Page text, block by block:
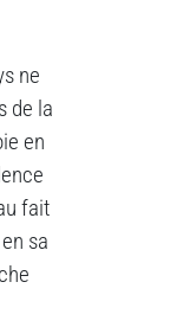
ne
de la
en
fait
sa